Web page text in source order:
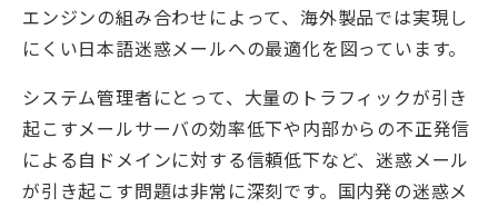
エンジンの組み合わせによって、海外製品では実現し
にくい日本語迷惑メールへの最適化を図っています。
システム管理者にとって、大量のトラフィックが引き
起こすメールサーバの効率低下や内部からの不正発信
による自ドメインに対する信頼低下など、迷惑メール
が引き起こす問題は非常に深刻です。国内発の迷惑メ